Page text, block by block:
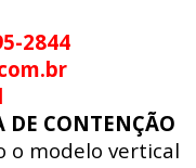
2844
DE CONTENÇÃO
o modelo vertical